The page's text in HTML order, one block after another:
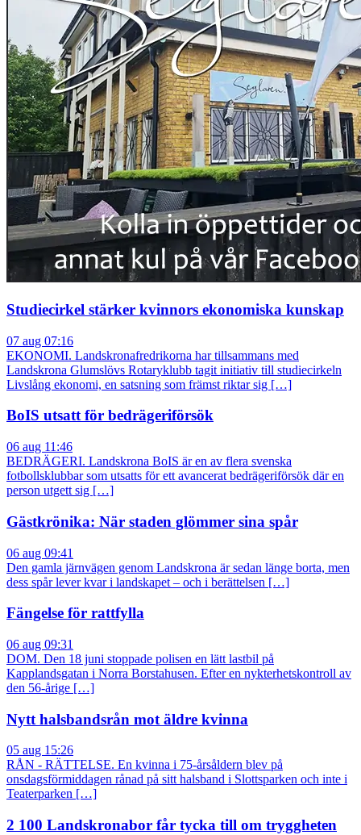
Studiecirkel stärker kvinnors ekonomiska kunskap
07 aug 07:16
EKONOMI. Landskronafredrikorna har tillsammans med
Landskrona Glumslövs Rotaryklubb tagit initiativ till studiecirkeln
Livslång ekonomi, en satsning som främst riktar sig […]
BoIS utsatt för bedrägeriförsök
06 aug 11:46
BEDRÄGERI. Landskrona BoIS är en av flera svenska
fotbollsklubbar som utsatts för ett avancerat bedrägeriförsök där en
person utgett sig […]
Gästkrönika: När staden glömmer sina spår
06 aug 09:41
Den gamla järnvägen genom Landskrona är sedan länge borta, men
dess spår lever kvar i landskapet – och i berättelsen […]
Fängelse för rattfylla
06 aug 09:31
DOM. Den 18 juni stoppade polisen en lätt lastbil på
Kapplandsgatan i Norra Borstahusen. Efter en nykterhetskontroll av
den 56-årige […]
Nytt halsbandsrån mot äldre kvinna
05 aug 15:26
RÅN - RÄTTELSE. En kvinna i 75-årsåldern blev på
onsdagsförmiddagen rånad på sitt halsband i Slottsparken och inte i
Teaterparken […]
2 100 Landskronabor får tycka till om tryggheten